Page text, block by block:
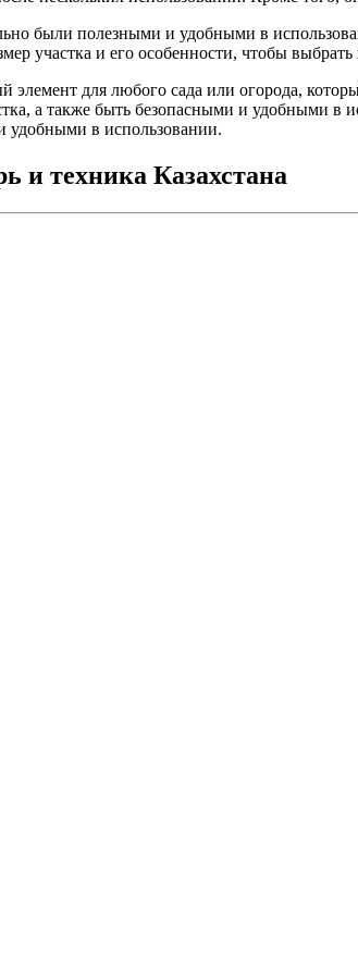
были полезными и удобными в
участка и его особенности, чтобы
для любого сада или огорода,
а также быть безопасными и удобными в
удобными в использовании.
и техника Казахстана